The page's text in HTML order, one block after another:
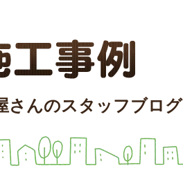
さんのスタッフブログ